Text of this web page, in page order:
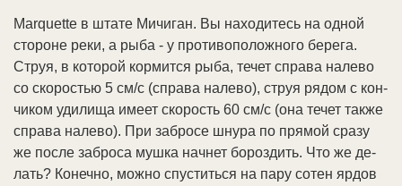
Marquette в шта­те Ми­чи­ган. Вы на­хо­ди­тесь на од­ной
сто­ро­не ре­ки, а ры­ба - у про­ти­во­по­лож­но­го бе­ре­га.
Струя, в ко­то­рой кор­мит­ся ры­ба, те­чет спра­ва на­ле­во
со ско­ро­стью 5 см/с (спра­ва на­ле­во), струя ря­дом с кон­
чи­ком уди­ли­ща име­ет ско­рость 60 см/с (она те­чет так­же
спра­ва на­ле­во). При за­бро­се шну­ра по пря­мой сра­зу
же по­сле за­бро­са муш­ка нач­нет бо­роз­дить. Что же де­
лать? Ко­неч­но, мож­но спус­тить­ся на па­ру со­тен яр­дов